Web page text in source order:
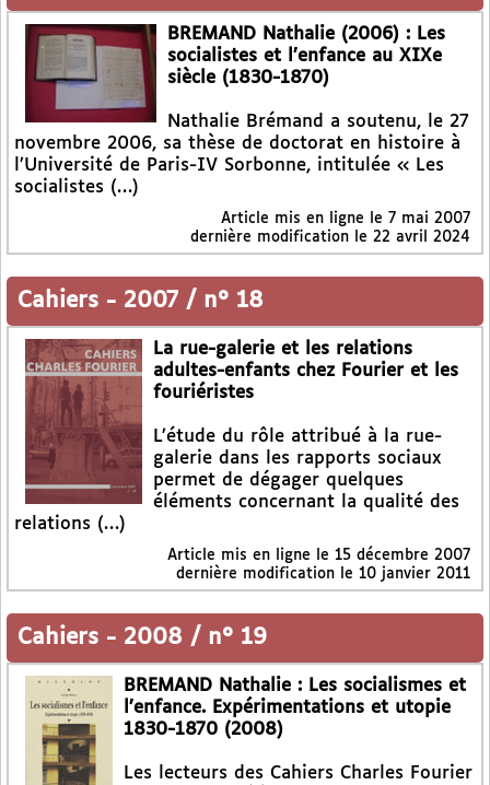
BREMAND Nathalie (2006) : Les
socialistes et l’enfance au XIXe
siècle (1830-1870)
Nathalie Brémand a soutenu, le 27
novembre 2006, sa thèse de doctorat en histoire à
l’Université de Paris-IV Sorbonne, intitulée « Les
socialistes (…)
Article mis en ligne le 7 mai 2007
dernière modification le 22 avril 2024
Cahiers - 2007 / n° 18
La rue-galerie et les relations
adultes-enfants chez Fourier et les
fouriéristes
L’étude du rôle attribué à la rue-
galerie dans les rapports sociaux
permet de dégager quelques
éléments concernant la qualité des
relations (…)
Article mis en ligne le 15 décembre 2007
dernière modification le 10 janvier 2011
Cahiers - 2008 / n° 19
BREMAND Nathalie : Les socialismes et
l’enfance. Expérimentations et utopie
1830-1870 (2008)
Les lecteurs des Cahiers Charles Fourier